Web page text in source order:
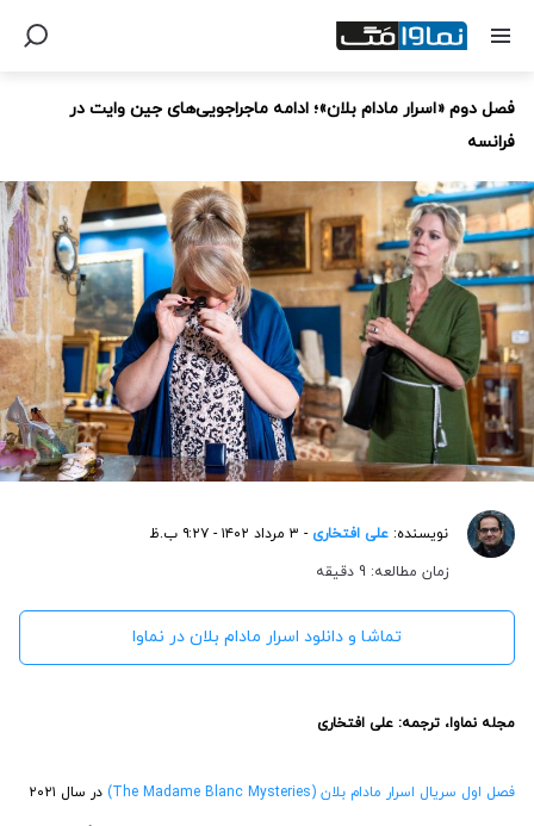
فصل دوم «اسرار مادام بلان»؛ ادامه ماجراجویی‌های جین وایت در
فرانسه
نویسنده: علی افتخاری - ۳ مرداد ۱۴۰۲ - ۹:۲۷ ب.ظ
زمان مطالعه: 9 دقیقه
تماشا و دانلود اسرار مادام بلان در نماوا
مجله نماوا، ترجمه: علی افتخاری
فصل اول سریال اسرار مادام بلان (The Madame Blanc Mysteries) در سال ۲۰۲۱